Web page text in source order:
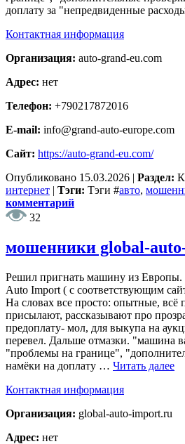
доплату за "непредвиденные
Контактная информация
Организация: auto-grand-eu.com
Адрес: нет
Телефон: +790217872016
E-mail: info@grand-auto-europe.com
Сайт: https://auto-grand-eu.com/
Опубликовано 15.03.2026 | Раздел:
интернет | Тэги: Тэги #авто,
комментарий
32
мошенники global-
Решил пригнать машину из
Auto Import ( с соответствующим
На словах все просто: опытные, всё
присылают, рассказывают про
предоплату- мол, для выкупа на
перевел. Дальше отмазки. "машина
"проблемы на границе",
намёки на доплату … Читать далее
Контактная информация
Организация: global-auto-import.ru
Адрес: нет